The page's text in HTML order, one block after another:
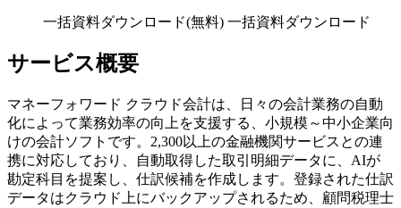
一括資料ダウンロード(無料) 一括資料ダウンロード
サービス概要
マネーフォワード クラウド会計は、日々の会計業務の自動
化によって業務効率の向上を支援する、小規模～中小企業向
けの会計ソフトです。2,300以上の金融機関サービスとの連
携に対応しており、自動取得した取引明細データに、AIが
勘定科目を提案し、仕訳候補を作成します。登録された仕訳
データはクラウド上にバックアップされるため、顧問税理士